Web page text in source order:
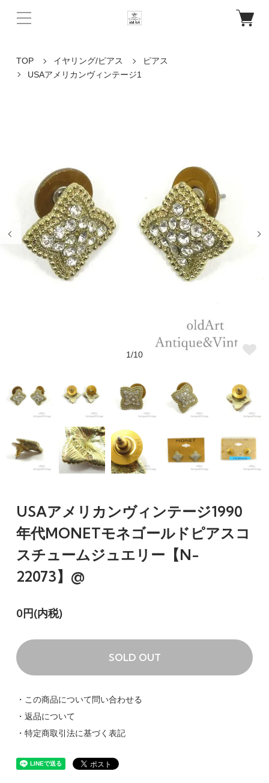
TOP イヤリング/ピアス
ピアス
USAアメリカンヴィンテージ1
1/10
USAアメリカンヴィンテージ1990
年代MONETモネゴールドピアスコ
スチュームジュエリー【N-
22073】@
0円(内税)
SOLD OUT
・この商品について問い合わせる
・返品について
・特定商取引法に基づく表記